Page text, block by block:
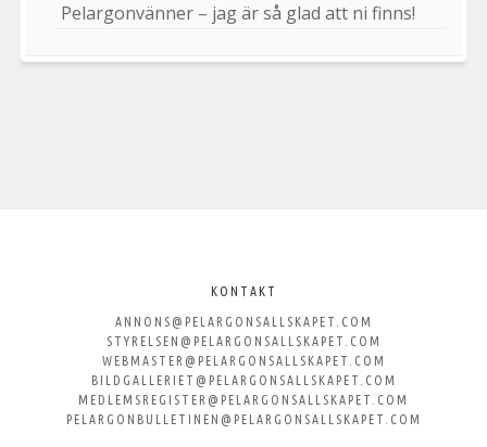
Pelargonvänner – jag är så glad att ni finns!
Svenska
Pelargonsällskapet
KONTAKT
ANNONS@PELARGONSALLSKAPET.COM
STYRELSEN@PELARGONSALLSKAPET.COM
WEBMASTER@PELARGONSALLSKAPET.COM
BILDGALLERIET@PELARGONSALLSKAPET.COM
MEDLEMSREGISTER@PELARGONSALLSKAPET.COM
PELARGONBULLETINEN@PELARGONSALLSKAPET.COM